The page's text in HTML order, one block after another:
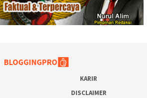
KARIR
DISCLAIMER